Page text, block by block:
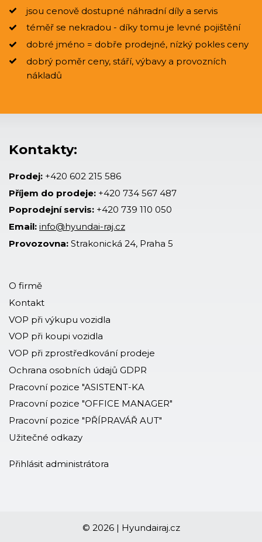
jsou cenově dostupné náhradní díly a servis
téměř se nekradou - díky tomu je levné pojištění
dobré jméno = dobře prodejné, nízký pokles ceny
dobrý poměr ceny, stáří, výbavy a provozních
nákladů
Kontakty:
Prodej: +420 602 215 586
Příjem do prodeje: +420 734 567 487
Poprodejní servis: +420 739 110 050
Email: info@hyundai-raj.cz
Provozovna: Strakonická 24, Praha 5
O firmě
Kontakt
VOP při výkupu vozidla
VOP při koupi vozidla
VOP při zprostředkování prodeje
Ochrana osobních údajů GDPR
Pracovní pozice "ASISTENT-KA
Pracovní pozice "OFFICE MANAGER"
Pracovní pozice "PŘÍPRAVÁŘ AUT"
Užitečné odkazy
Přihlásit administrátora
© 2026 | Hyundairaj.cz